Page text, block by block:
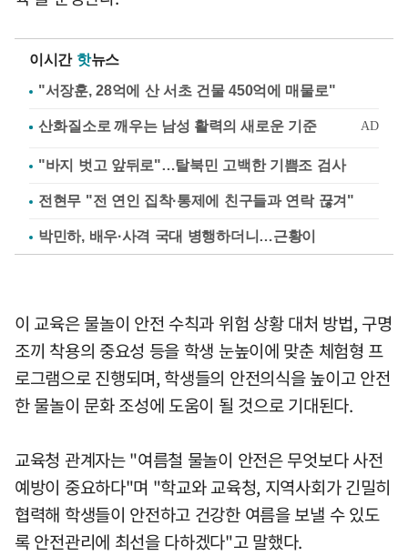
이시간 핫뉴스
"서장훈, 28억에 산 서초 건물 450억에 매물로"
"바지 벗고 앞뒤로"…탈북민 고백한 기쁨조 검사
전현무 "전 연인 집착·통제에 친구들과 연락 끊겨"
박민하, 배우·사격 국대 병행하더니…근황이
이 교육은 물놀이 안전 수칙과 위험 상황 대처 방법, 구명
조끼 착용의 중요성 등을 학생 눈높이에 맞춘 체험형 프
로그램으로 진행되며, 학생들의 안전의식을 높이고 안전
한 물놀이 문화 조성에 도움이 될 것으로 기대된다.
교육청 관계자는 "여름철 물놀이 안전은 무엇보다 사전
예방이 중요하다"며 "학교와 교육청, 지역사회가 긴밀히
협력해 학생들이 안전하고 건강한 여름을 보낼 수 있도
록 안전관리에 최선을 다하겠다"고 말했다.